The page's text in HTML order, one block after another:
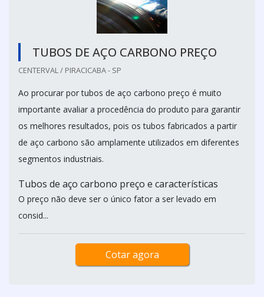
TUBOS DE AÇO CARBONO PREÇO
CENTERVAL / PIRACICABA - SP
Ao procurar por tubos de aço carbono preço é muito
importante avaliar a procedência do produto para garantir
os melhores resultados, pois os tubos fabricados a partir
de aço carbono são amplamente utilizados em diferentes
segmentos industriais.
Tubos de aço carbono preço e características
O preço não deve ser o único fator a ser levado em
consid...
Cotar agora